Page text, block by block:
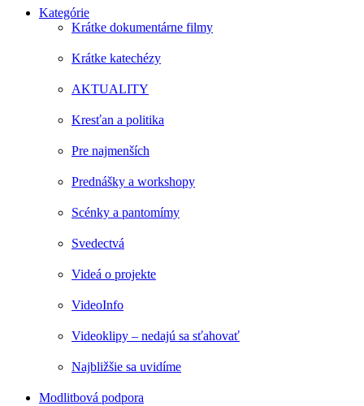
Kategórie
Krátke dokumentárne filmy
Krátke katechézy
AKTUALITY
Kresťan a politika
Pre najmenších
Prednášky a workshopy
Scénky a pantomímy
Svedectvá
Videá o projekte
VideoInfo
Videoklipy – nedajú sa sťahovať
Najbližšie sa uvidíme
Modlitbová podpora